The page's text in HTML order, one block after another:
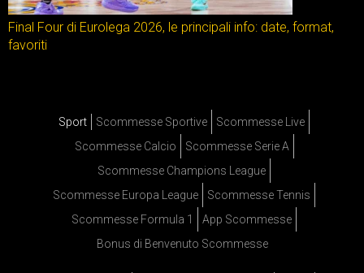
Final Four di Eurolega 2026, le principali info: date, format,
favoriti
Sport Scommesse Sportive
Scommesse Live
Scommesse Calcio
Scommesse Serie A
Scommesse Champions League
Scommesse Europa League
Scommesse Tennis
Scommesse Formula 1
App Scommesse
Bonus di Benvenuto Scommesse